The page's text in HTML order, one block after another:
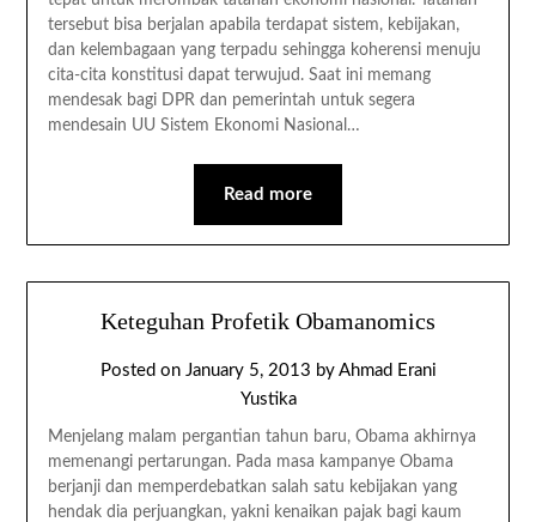
tersebut bisa berjalan apabila terdapat sistem, kebijakan,
dan kelembagaan yang terpadu sehingga koherensi menuju
cita-cita konstitusi dapat terwujud. Saat ini memang
mendesak bagi DPR dan pemerintah untuk segera
mendesain UU Sistem Ekonomi Nasional…
Read more
Keteguhan Profetik Obamanomics
Posted on January 5, 2013 by Ahmad Erani
Yustika
Menjelang malam pergantian tahun baru, Obama akhirnya
memenangi pertarungan. Pada masa kampanye Obama
berjanji dan memperdebatkan salah satu kebijakan yang
hendak dia perjuangkan, yakni kenaikan pajak bagi kaum